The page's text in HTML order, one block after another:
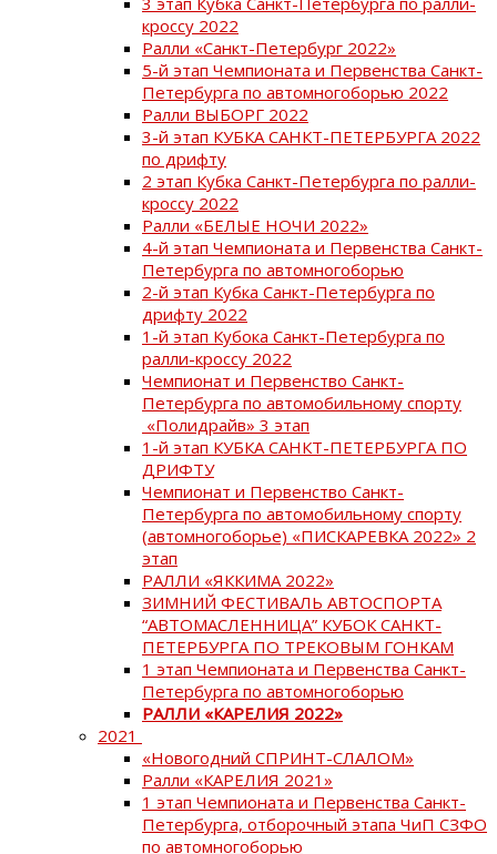
кроссу 2022
Ралли «Санкт-Петербург 2022»
5-й этап Чемпионата и Первенства Санкт-
Петербурга по автомногоборью 2022
Ралли ВЫБОРГ 2022
3-й этап КУБКА САНКТ-ПЕТЕРБУРГА 2022
по дрифту
2 этап Кубка Санкт-Петербурга по ралли-
кроссу 2022
Ралли «БЕЛЫЕ НОЧИ 2022»
4-й этап Чемпионата и Первенства Санкт-
Петербурга по автомногоборью
2-й этап Кубка Санкт-Петербурга по
дрифту 2022
1-й этап Кубока Санкт-Петербурга по
ралли-кроссу 2022
Чемпионат и Первенство Санкт-
Петербурга по автомобильному спорту
«Полидрайв» 3 этап
1-й этап КУБКА САНКТ-ПЕТЕРБУРГА ПО
ДРИФТУ
Чемпионат и Первенство Санкт-
Петербурга по автомобильному спорту
(автомногоборье) «ПИСКАРЕВКА 2022» 2
этап
РАЛЛИ «ЯККИМА 2022»
ЗИМНИЙ ФЕСТИВАЛЬ АВТОСПОРТА
“АВТОМАСЛЕННИЦА” КУБОК САНКТ-
ПЕТЕРБУРГА ПО ТРЕКОВЫМ ГОНКАМ
1 этап Чемпионата и Первенства Санкт-
Петербурга по автомногоборью
РАЛЛИ «КАРЕЛИЯ 2022»
2021
«Новогодний СПРИНТ-СЛАЛОМ»
Ралли «КАРЕЛИЯ 2021»
1 этап Чемпионата и Первенства Санкт-
Петербурга, отборочный этапа ЧиП СЗФО
по автомногоборью